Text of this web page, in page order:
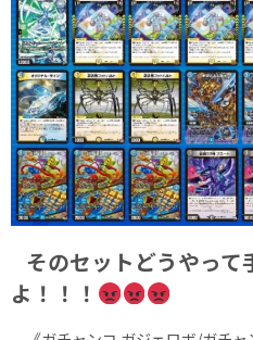
そのセットどうやって
よ！！！